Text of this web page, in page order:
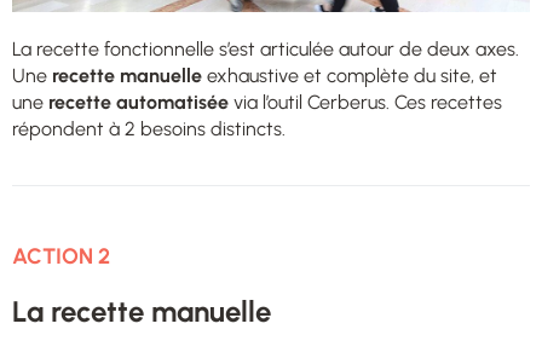
La recette fonctionnelle s’est articulée autour de deux axes.
Une recette manuelle exhaustive et complète du site, et
une recette automatisée via l’outil Cerberus. Ces recettes
répondent à 2 besoins distincts.
ACTION 2
La recette manuelle